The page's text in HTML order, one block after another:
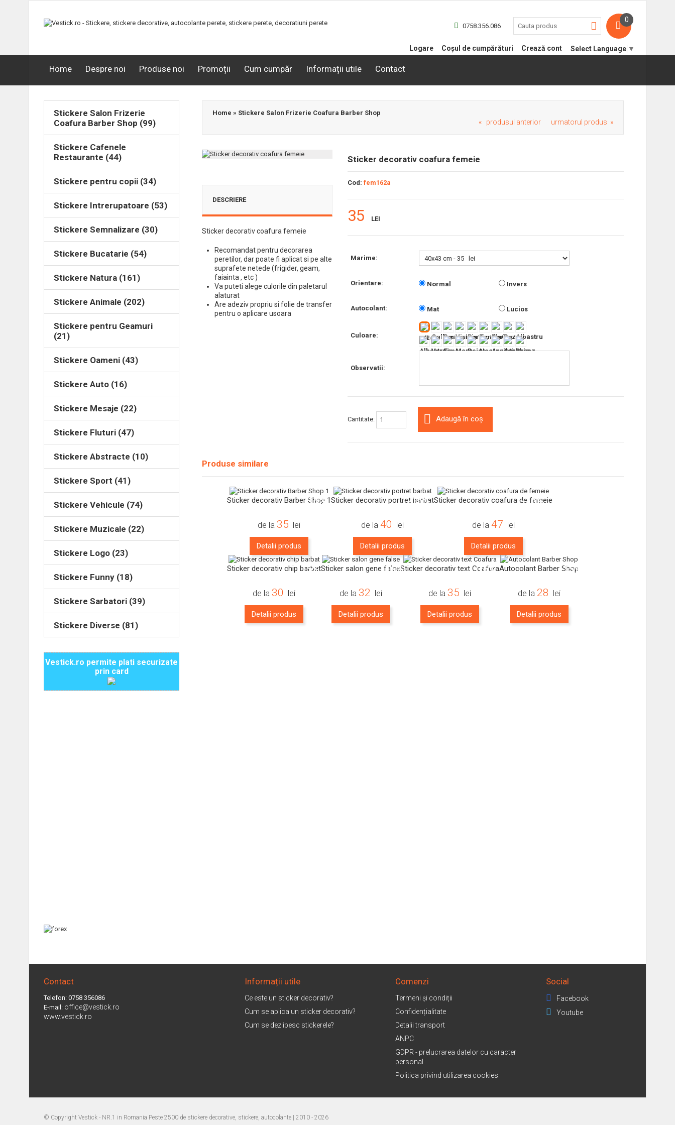
0
0758.356.086
Logare Coșul de cumpărături Crează cont Select Language ▼
Home Despre noi Produse noi Promoții Cum cumpăr Informații utile Contact
Stickere Salon Frizerie
Coafura Barber Shop (99)
Stickere Cafenele
Restaurante (44)
Stickere pentru copii (34)
Stickere Intrerupatoare (53)
Stickere Semnalizare (30)
Stickere Bucatarie (54)
Stickere Natura (161)
Stickere Animale (202)
Stickere pentru Geamuri
(21)
Stickere Oameni (43)
Stickere Auto (16)
Stickere Mesaje (22)
Stickere Fluturi (47)
Stickere Abstracte (10)
Stickere Sport (41)
Stickere Vehicule (74)
Stickere Muzicale (22)
Stickere Logo (23)
Stickere Funny (18)
Stickere Sarbatori (39)
Stickere Diverse (81)
Vestick.ro permite plati securizate
prin card
Home » Stickere Salon Frizerie Coafura Barber Shop
« produsul anterior urmatorul produs »
DESCRIERE
Sticker decorativ coafura femeie
Recomandat pentru decorarea
peretilor, dar poate fi aplicat si pe alte
suprafete netede (frigider, geam,
faiainta , etc )
Va puteti alege culorile din paletarul
alaturat
Are adeziv propriu si folie de transfer
pentru o aplicare usoara
Sticker decorativ coafura femeie
Cod: fem162a
35 LEI
Marime:
Orientare: Normal Invers
Autocolant: Mat Lucios
Culoare:
Observatii:
Cantitate: Adaugă în coș
Produse similare
-15%
Sticker decorativ Barber Shop 1
de la 35 lei
Detalii produs
-15%
Sticker decorativ portret barbat
de la 40 lei
Detalii produs
-15%
Sticker decorativ coafura de femeie
de la 47 lei
Detalii produs
-15%
Sticker decorativ chip barbat
de la 30 lei
Detalii produs
-16%
Sticker salon gene false
de la 32 lei
Detalii produs
-16%
Sticker decorativ text Coafura
de la 35 lei
Detalii produs
-15%
Autocolant Barber Shop
de la 28 lei
Detalii produs
Contact
Telefon: 0758 356086
E-mail: office@vestick.ro
www.vestick.ro
Informații utile
Ce este un sticker decorativ?
Cum se aplica un sticker decorativ?
Cum se dezlipesc stickerele?
Comenzi
Termeni și condiții
Confidențialitate
Detalii transport
ANPC
GDPR - prelucrarea datelor cu caracter
personal
Politica privind utilizarea cookies
Social
Facebook
Youtube
© Copyright Vestick - NR.1 in Romania Peste 2500 de stickere decorative, stickere, autocolante | 2010 - 2026